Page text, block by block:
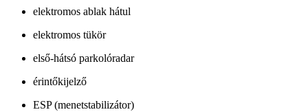
elektromos ablak hátul
elektromos tükör
első-hátsó parkolóradar
érintőkijelző
ESP (menetstabilizátor)